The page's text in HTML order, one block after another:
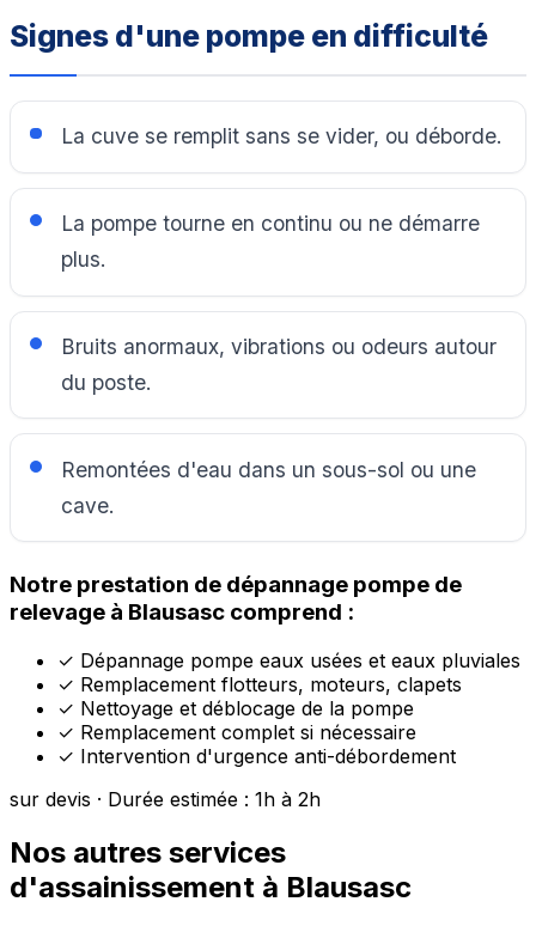
Signes d'une pompe en difficulté
La cuve se remplit sans se vider, ou déborde.
La pompe tourne en continu ou ne démarre
plus.
Bruits anormaux, vibrations ou odeurs autour
du poste.
Remontées d'eau dans un sous-sol ou une
cave.
Notre prestation de dépannage pompe de
relevage à Blausasc comprend :
✓ Dépannage pompe eaux usées et eaux pluviales
✓ Remplacement flotteurs, moteurs, clapets
✓ Nettoyage et déblocage de la pompe
✓ Remplacement complet si nécessaire
✓ Intervention d'urgence anti-débordement
sur devis · Durée estimée : 1h à 2h
Nos autres services
d'assainissement à Blausasc